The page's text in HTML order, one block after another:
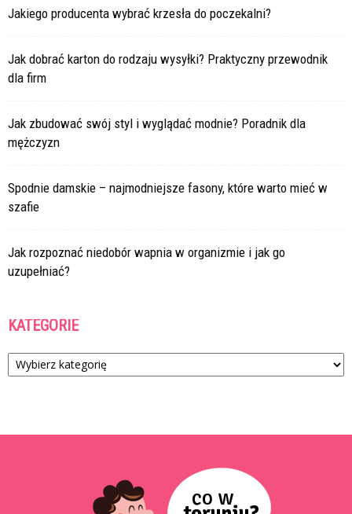
Jakiego producenta wybrać krzesła do poczekalni?
Jak dobrać karton do rodzaju wysyłki? Praktyczny przewodnik
dla firm
Jak zbudować swój styl i wyglądać modnie? Poradnik dla
mężczyzn
Spodnie damskie – najmodniejsze fasony, które warto mieć w
szafie
Jak rozpoznać niedobór wapnia w organizmie i jak go
uzupełniać?
KATEGORIE
Kategorie